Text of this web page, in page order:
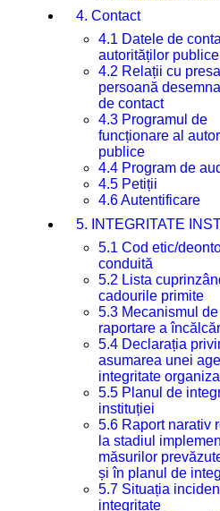
4. Contact
4.1 Datele de
autorităților publice
4.2 Relații cu
persoană
de contact
4.3 Programul de
funcționare al
publice
4.4 Program de
4.5 Petiții
4.6 Autentificare
5. INTEGRITATE
5.1 Cod etic/
conduită
5.2 Lista
cadourile primite
5.3 Mecanismul de
raportare a
5.4 Declarația
asumarea unei
integritate
5.5 Planul de
instituției
5.6 Raport narativ
la stadiul
măsurilor
și în planul de
5.7 Situația
integritate